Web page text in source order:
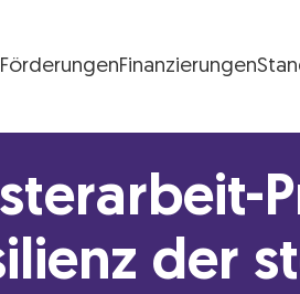
FörderungenFinanzierungen
der